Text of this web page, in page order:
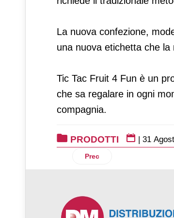
La nuova confezione,
una nuova etichetta che
Tic Tac Fruit 4 Fun è un
che sa regalare in ogni
compagnia.
PRODOTTI | 31
Articolo precedente:
Prec